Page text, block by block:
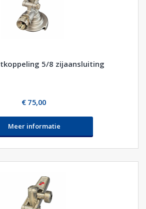
5/8 zijaansluiting
€ 75,00
Meer informatie